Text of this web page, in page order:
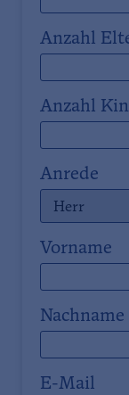
Anzahl
Anzahl
Anrede
Vorname
Nachname
E-Mail